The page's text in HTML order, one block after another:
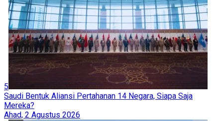
5
Saudi Bentuk Aliansi Pertahanan 14 Negara, Siapa Saja
Mereka?
Ahad, 2 Agustus 2026